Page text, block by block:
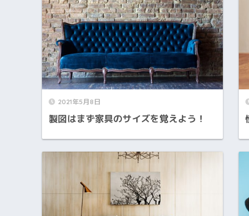
2021年5月8日
製図はまず家具のサイズを覚えよう！